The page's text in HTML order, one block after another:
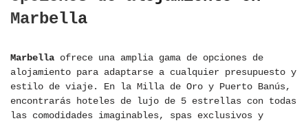
Marbella
Marbella ofrece una amplia gama de opciones de
alojamiento para adaptarse a cualquier presupuesto y
estilo de viaje. En la Milla de Oro y Puerto Banús,
encontrarás hoteles de lujo de 5 estrellas con todas
las comodidades imaginables, spas exclusivos y